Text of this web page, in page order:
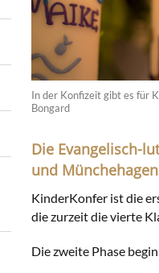
In der Konfizeit gibt es für
Bongard
Die Evangelisch-
und
KinderKonfer ist die
die zurzeit die vierte
Die zweite Phase